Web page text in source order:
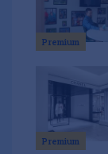
Premium
Premium